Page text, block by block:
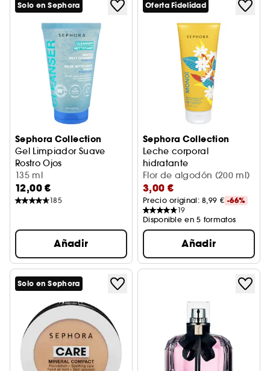
Solo en Sephora
Sephora Collection
Gel Limpiador Suave
Rostro Ojos
135 ml
12,00 €
185
Añadir
Oferta Fidelidad
Sephora Collection
Leche corporal
hidratante
Flor de algodón (200 ml)
3,00 €
Precio original: 8,99 € -66%
19
Disponible en 5 formatos
Añadir
Solo en Sephora